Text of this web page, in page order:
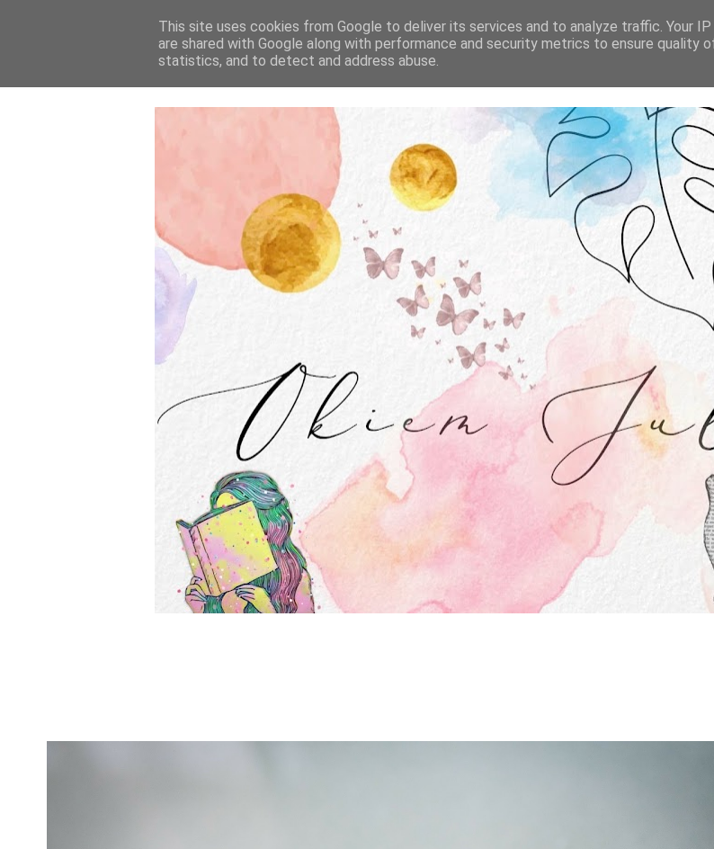
STRONA GŁÓWNA O MNIE
This site uses cookies from Google to deliver its services and to analyze traffic. Your
are shared with Google along with performance and security metrics to ensure quality
statistics, and to detect and address abuse.